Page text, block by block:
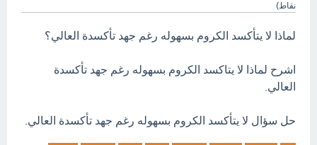
نقاط)
لماذا لا يتأكسد الكروم بسهوله رغم جهد تأكسدة العالي؟
اشرح لماذا لا يتاكسد الكروم بسهوله رغم جهد تأكسدة
العالي.
حل سؤال لا يتأكسد الكروم بسهوله رغم جهد تأكسدة العالي.